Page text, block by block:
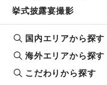
挙式披露宴撮影
国内エリアから探す
海外エリアから探す
こだわりから探す